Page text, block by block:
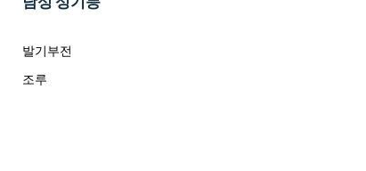
발기부전
조루